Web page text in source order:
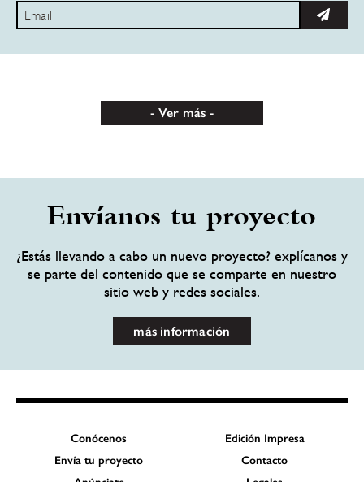
Ver más
Envíanos tu proyecto
¿Estás llevando a cabo un nuevo proyecto? explícanos y
se parte del contenido que se comparte en nuestro
sitio web y redes sociales.
más información
Conócenos
Edición Impresa
Envía tu proyecto
Contacto